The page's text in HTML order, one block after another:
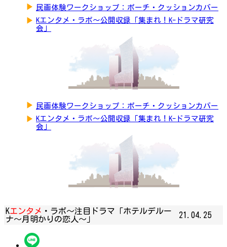
▶ 民画体験ワークショップ：ポーチ・クッションカバー
▶ Kエンタメ・ラボ～公開収録「集まれ！K-ドラマ研究
会」
▶ 民画体験ワークショップ：ポーチ・クッションカバー
▶ Kエンタメ・ラボ～公開収録「集まれ！K-ドラマ研究
会」
Kエンタメ ・ラボ～注目ドラマ「ホテルデルー
ナ～月明かりの恋人～」
21.04.25